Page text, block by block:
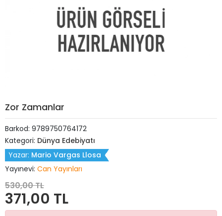
Zor Zamanlar
Barkod: 9789750764172
Kategori: Dünya Edebiyatı
Yazar: Mario Vargas Llosa
Yayınevi: Can Yayınları
530,00 TL
371,00 TL